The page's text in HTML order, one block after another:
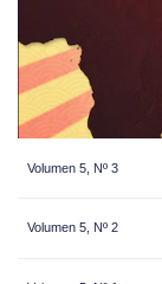
Volumen 5, Nº 3
Volumen 5, Nº 2